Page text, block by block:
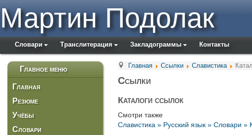
Мартин Подолак
Словари Транслитерация Закладограммы Контакты
Главное меню
Главная
Резюме
Учёбы
Словари
Главная Ссылки Славистика
Ссылки
Каталоги ссылок
Смотри также
Славистика » Русский язык » Словари »